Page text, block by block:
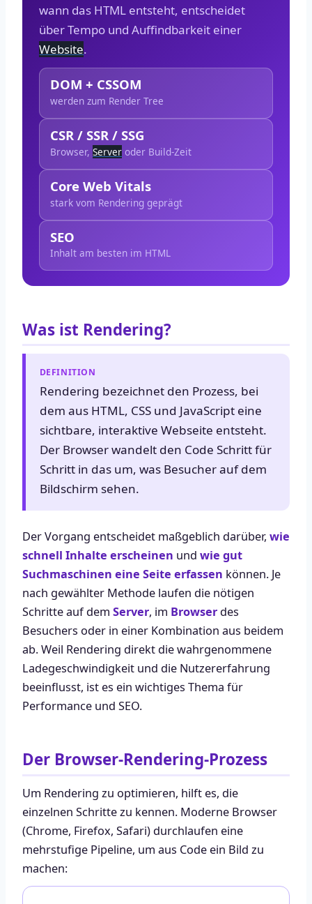
wann das HTML entsteht, entscheidet
über Tempo und Auffindbarkeit einer
Website.
DOM + CSSOM
werden zum Render Tree
CSR / SSR / SSG
Browser,Server oder Build-Zeit
Core Web Vitals
stark vom Rendering geprägt
SEO
Inhalt am besten im HTML
Was ist Rendering?
DEFINITION
Rendering bezeichnet den Prozess, bei
dem aus HTML, CSS und JavaScript eine
sichtbare, interaktive Webseite entsteht.
Der Browser wandelt den Code Schritt für
Schritt in das um, was Besucher auf dem
Bildschirm sehen.
Der Vorgang entscheidet maßgeblich darüber, wie
schnell Inhalte erscheinen und wie gut
Suchmaschinen eine Seite erfassen können. Je
nach gewählter Methode laufen die nötigen
Schritte auf dem Server, im Browser des
Besuchers oder in einer Kombination aus beidem
ab. Weil Rendering direkt die wahrgenommene
Ladegeschwindigkeit und die Nutzererfahrung
beeinflusst, ist es ein wichtiges Thema für
Performance und SEO.
Der Browser-Rendering-Prozess
Um Rendering zu optimieren, hilft es, die
einzelnen Schritte zu kennen. Moderne Browser
(Chrome, Firefox, Safari) durchlaufen eine
mehrstufige Pipeline, um aus Code ein Bild zu
machen: